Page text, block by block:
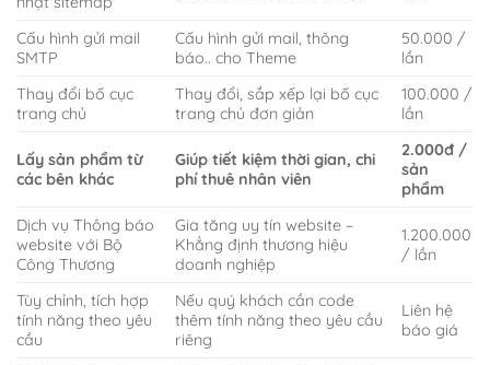
Cấu hình gửi mail
SMTP
Cấu hình gửi mail, thông
báo.. cho Theme
50.000 /
lần
Thay đổi bố cục
trang chủ
Thay đổi, sắp xếp lại bố cục
trang chủ đơn giản
100.000 /
lần
Lấy sản phẩm từ
các bên khác
Giúp tiết kiệm thời gian, chi
phí thuê nhân viên
2.000đ /
sản
phẩm
Dịch vụ Thông báo
website với Bộ
Công Thương
Gia tăng uy tín website –
Khẳng định thương hiệu
doanh nghiệp
1.200.000
/ lần
Tùy chỉnh, tích hợp
tính năng theo yêu
cầu
Nếu quý khách cần code
thêm tính năng theo yêu cầu
riêng
Liên hệ
báo giá